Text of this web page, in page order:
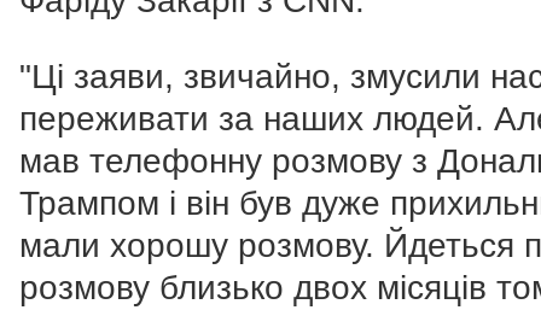
"Ці заяви, звичайно, змусили
переживати за наших людей.
мав телефонну розмову з
Трампом і він був дуже
мали хорошу розмову. Йдеться
розмову близько двох місяців